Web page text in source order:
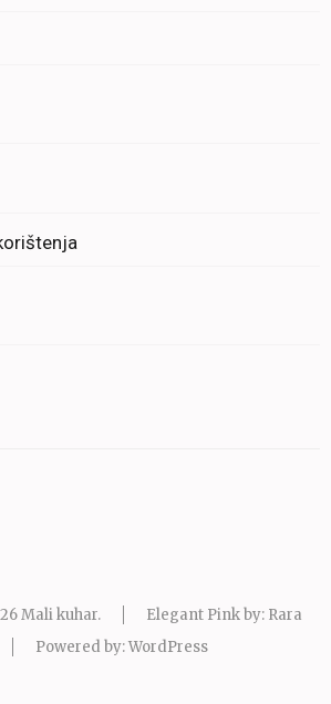
Mali kuhar.
Elegant Pink by: Rara
Powered by:WordPress